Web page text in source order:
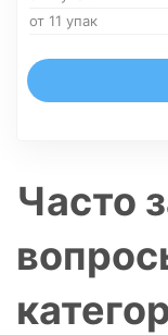
от 11 упак
Часто